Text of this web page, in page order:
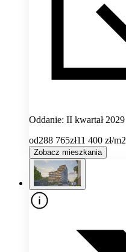
Oddanie: II kwartał 2029
od288 765zł11 400 zł/m2
Zobacz mieszkania